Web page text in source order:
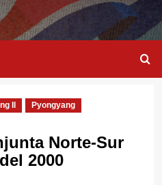
Il
Pyongyang
Norte-Sur
2000